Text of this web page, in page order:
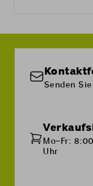
Senden
Mo–Fr:
Uhr